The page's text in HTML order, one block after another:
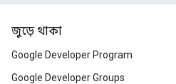
জুড়ে থাকা
Google Developer Program
Google Developer Groups